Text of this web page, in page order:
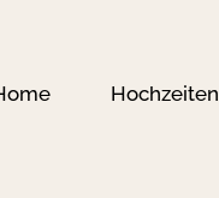
Hochzeiten